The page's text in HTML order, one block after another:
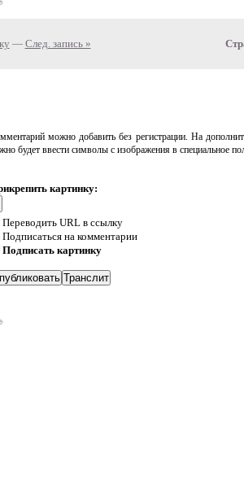
— След. запись »
можно добавить без регистрации. На
будет ввести символы с изображения в специальное
картинку:
Переводить URL в ссылку
Подписаться на комментарии
Подписать картинку